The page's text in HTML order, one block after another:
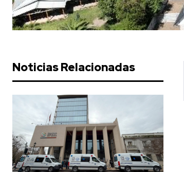
Noticias Relacionadas